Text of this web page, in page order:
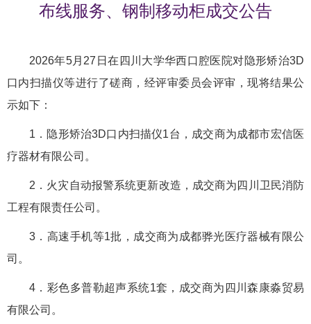
布线服务、钢制移动柜成交公告
2026年5月27日在四川大学华西口腔医院对隐形矫治3D
口内扫描仪等进行了磋商，经评审委员会评审，现将结果公
示如下：
1．隐形矫治3D口内扫描仪1台，成交商为成都市宏信医
疗器材有限公司。
2．火灾自动报警系统更新改造，成交商为四川卫民消防
工程有限责任公司。
3．高速手机等1批，成交商为成都骅光医疗器械有限公
司。
4．彩色多普勒超声系统1套，成交商为四川森康淼贸易
有限公司。